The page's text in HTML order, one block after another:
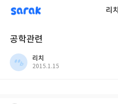
sarak 리치
공학관련
리치
작
2015.1.15